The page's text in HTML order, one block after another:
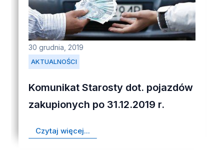
AKTUALNOŚCI
30 grudnia, 2019
Komunikat Starosty dot. pojazdów
zakupionych po 31.12.2019 r.
Czytaj więcej...